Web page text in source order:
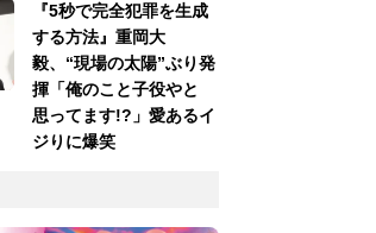
『5秒で完全犯罪を生成
する方法』重岡大
毅、“現場の太陽”ぶり発
揮「俺のこと子役やと
思ってます!?」愛あるイ
ジりに爆笑